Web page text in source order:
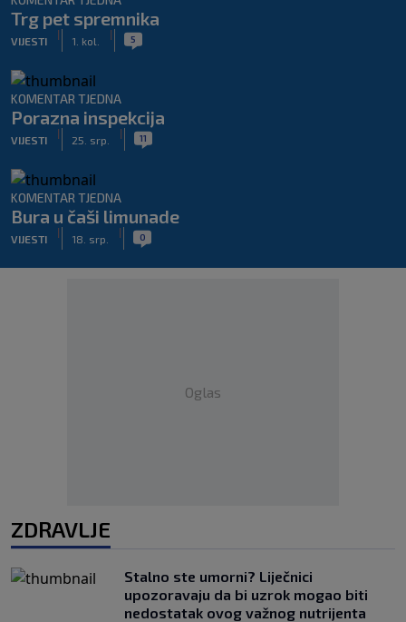
Trg pet spremnika
VIJESTI
|
1. kol.
| 5
KOMENTAR TJEDNA
Porazna inspekcija
VIJESTI
|
25. srp.
| 11
KOMENTAR TJEDNA
Bura u čaši limunade
VIJESTI
|
18. srp.
| 0
Oglas
ZDRAVLJE
Stalno ste umorni? Liječnici
upozoravaju da bi uzrok mogao biti
nedostatak ovog važnog nutrijenta